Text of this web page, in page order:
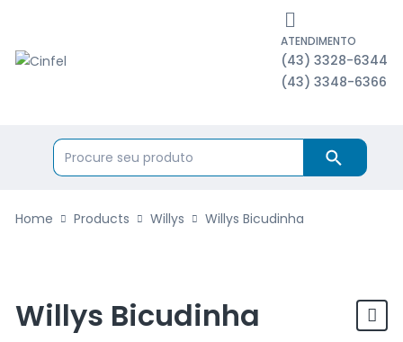
ATENDIMENTO
(43) 3328-6344
(43) 3348-6366
Home Products Willys Willys Bicudinha
Willys Bicudinha